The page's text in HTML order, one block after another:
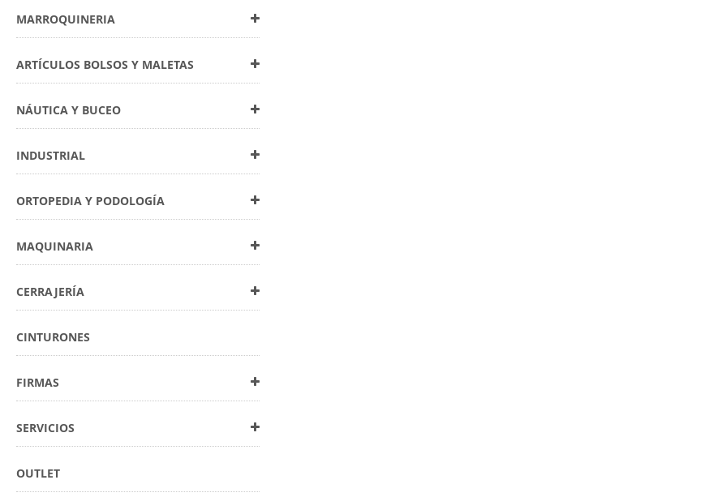
MARROQUINERIA
ARTÍCULOS BOLSOS Y MALETAS
NÁUTICA Y BUCEO
INDUSTRIAL
ORTOPEDIA Y PODOLOGÍA
MAQUINARIA
CERRAJERÍA
CINTURONES
FIRMAS
SERVICIOS
OUTLET